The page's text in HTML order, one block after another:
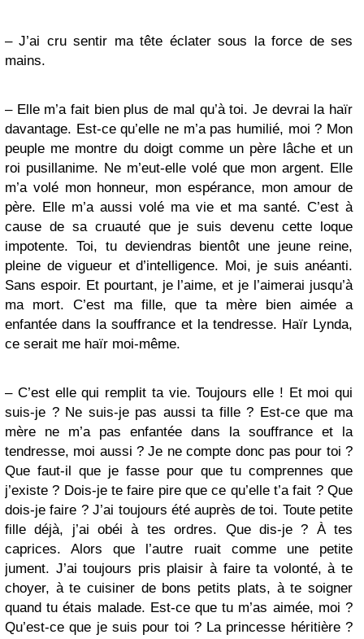
– J’ai cru sentir ma tête éclater sous la force de ses
mains.
– Elle m’a fait bien plus de mal qu’à toi. Je devrai la haïr
davantage. Est-ce qu’elle ne m’a pas humilié, moi ? Mon
peuple me montre du doigt comme un père lâche et un
roi pusillanime. Ne m’eut-elle volé que mon argent. Elle
m’a volé mon honneur, mon espérance, mon amour de
père. Elle m’a aussi volé ma vie et ma santé. C’est à
cause de sa cruauté que je suis devenu cette loque
impotente. Toi, tu deviendras bientôt une jeune reine,
pleine de vigueur et d’intelligence. Moi, je suis anéanti.
Sans espoir. Et pourtant, je l’aime, et je l’aimerai jusqu’à
ma mort. C’est ma fille, que ta mère bien aimée a
enfantée dans la souffrance et la tendresse. Haïr Lynda,
ce serait me haïr moi-même.
– C’est elle qui remplit ta vie. Toujours elle ! Et moi qui
suis-je ? Ne suis-je pas aussi ta fille ? Est-ce que ma
mère ne m’a pas enfantée dans la souffrance et la
tendresse, moi aussi ? Je ne compte donc pas pour toi ?
Que faut-il que je fasse pour que tu comprennes que
j’existe ? Dois-je te faire pire que ce qu’elle t’a fait ? Que
dois-je faire ? J’ai toujours été auprès de toi. Toute petite
fille déjà, j’ai obéi à tes ordres. Que dis-je ? À tes
caprices. Alors que l’autre ruait comme une petite
jument. J’ai toujours pris plaisir à faire ta volonté, à te
choyer, à te cuisiner de bons petits plats, à te soigner
quand tu étais malade. Est-ce que tu m’as aimée, moi ?
Qu’est-ce que je suis pour toi ? La princesse héritière ?